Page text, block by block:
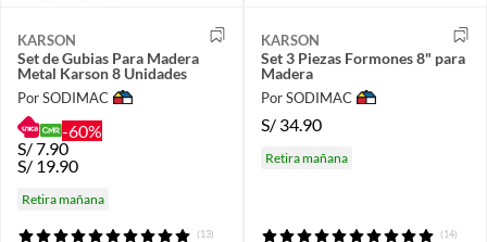
KARSON
Set de Gubias Para Madera
Metal Karson 8 Unidades
Por SODIMAC
-60%
S/7.90
S/ 19.90
Retira mañana
(13)
KARSON
Set 3 Piezas Formones 8" para
Madera
Por SODIMAC
S/ 34.90
Retira mañana
(14)